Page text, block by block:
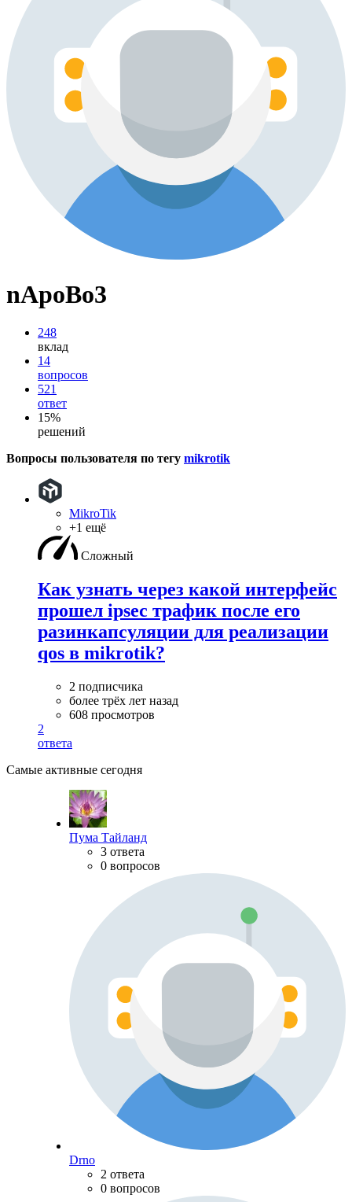
nApoBo3
248
вклад
14
вопросов
521
ответ
15%
решений
Вопросы пользователя по тегу mikrotik
MikroTik
+1 ещё
Сложный
Как узнать через какой интерфейс
прошел ipsec трафик после его
разинкапсуляции для реализации
qos в mikrotik?
2 подписчика
более трёх лет назад
608 просмотров
2
ответа
Самые активные сегодня
Пума Тайланд
3 ответа
0 вопросов
Drno
2 ответа
0 вопросов